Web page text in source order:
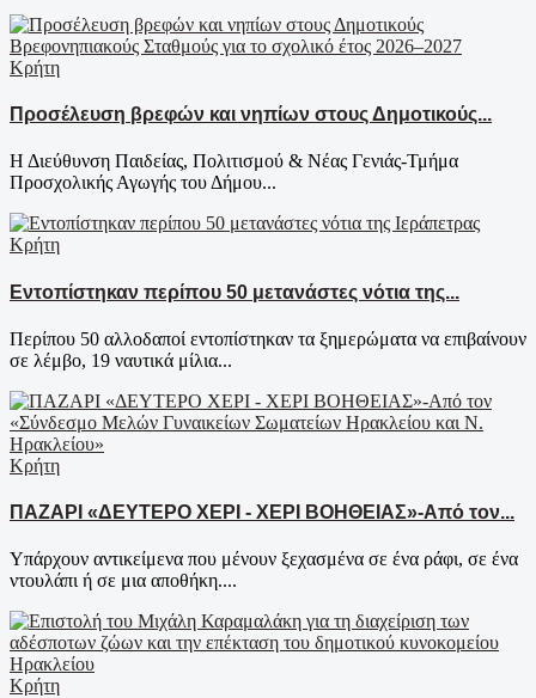
Κρήτη
Προσέλευση βρεφών και νηπίων στους Δημοτικούς...
Η Διεύθυνση Παιδείας, Πολιτισμού & Νέας Γενιάς-Τμήμα
Προσχολικής Αγωγής του Δήμου...
Κρήτη
Εντοπίστηκαν περίπου 50 μετανάστες νότια της...
Περίπου 50 αλλοδαποί εντοπίστηκαν τα ξημερώματα να επιβαίνουν
σε λέμβο, 19 ναυτικά μίλια...
Κρήτη
ΠΑΖΑΡΙ «ΔΕΥΤΕΡΟ ΧΕΡΙ - ΧΕΡΙ ΒΟΗΘΕΙΑΣ»-Από τον...
Υπάρχουν αντικείμενα που μένουν ξεχασμένα σε ένα ράφι, σε ένα
ντουλάπι ή σε μια αποθήκη....
Κρήτη